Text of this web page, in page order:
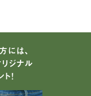
には、
ジナル
！